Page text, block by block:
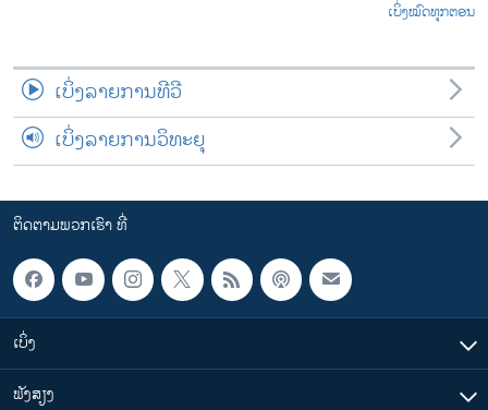
ເບິ່ງໝົດທຸກຕອນ
ເບິ່ງລາຍການທີວີ
ເບິ່ງລາຍການວິທະຍຸ
ຕິດຕາມພວກເຮົາ ທີ່
ເບິ່ງ
ຟັງສຽງ